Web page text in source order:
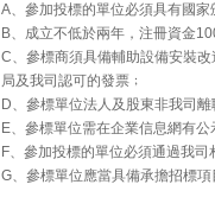
A、參加投標的單位必須具有國
B、成立不低於兩年，注冊資金
C、參標商須具備輔助設備安裝
局及我司認可的發票﹔
D、參標單位法人及股東非我司
E、參標單位需在企業信息網有
F、參加投標的單位必須通過我
G、參標單位應當具備承擔招標